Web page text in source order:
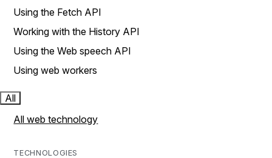
Using the Fetch API
Working with the History API
Using the Web speech API
Using web workers
All
All web technology
TECHNOLOGIES